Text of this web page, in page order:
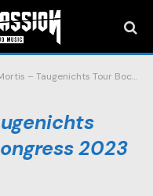
Taugenichts Tour Bochum Ruhrcongress 2023
2023